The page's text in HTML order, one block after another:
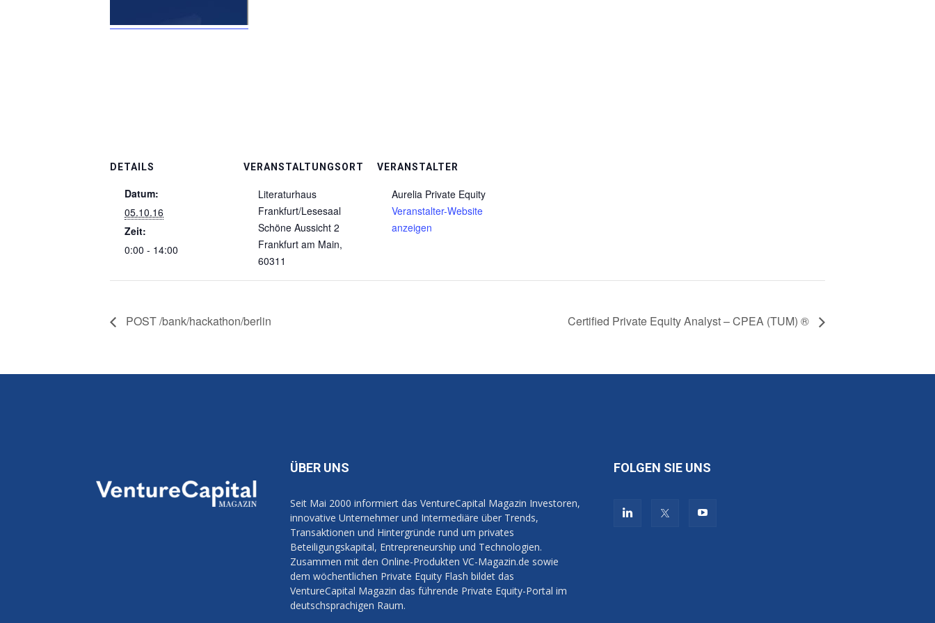
DETAILS
Datum:
05.10.16
Zeit:
0:00 - 14:00
VERANSTALTUNGSORT
Literaturhaus
Frankfurt/Lesesaal
Schöne Aussicht 2
Frankfurt am Main,
60311
VERANSTALTER
Aurelia Private Equity
Veranstalter-Website
anzeigen
POST /bank/hackathon/berlin Certified Private Equity Analyst – CPEA (TUM) ®
ÜBER UNS
Seit Mai 2000 informiert das VentureCapital Magazin Investoren,
innovative Unternehmer und Intermediäre über Trends,
Transaktionen und Hintergründe rund um privates
Beteiligungskapital, Entrepreneurship und Technologien.
Zusammen mit den Online-Produkten VC-Magazin.de sowie
dem wöchentlichen Private Equity Flash bildet das
VentureCapital Magazin das führende Private Equity-Portal im
deutschsprachigen Raum.
FOLGEN SIE UNS